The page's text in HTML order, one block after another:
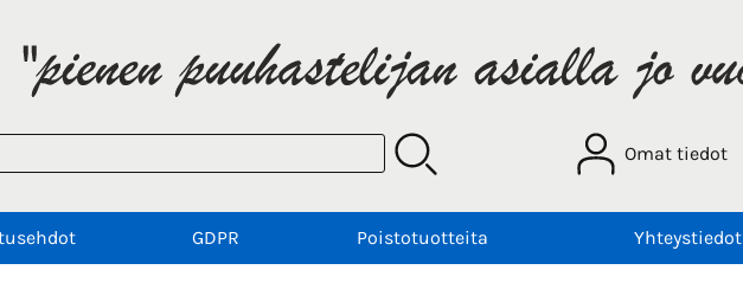
Omat tiedot
GDPR Poistotuotteita Yhteystiedot